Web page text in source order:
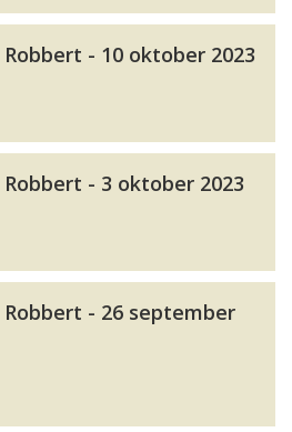
- 10 oktober 2023
- 3 oktober 2023
- 26 september